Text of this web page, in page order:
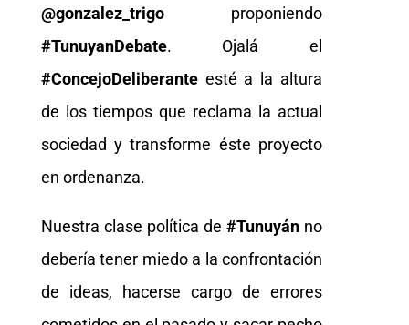
@gonzalez_trigo proponiendo
#TunuyanDebate. Ojalá el
#ConcejoDeliberanteesté a la altura
de los tiempos que reclama la actual
sociedad y transforme éste proyecto
en ordenanza.
Nuestra clase política de#Tunuyán no
debería tener miedo a la confrontación
de ideas, hacerse cargo de errores